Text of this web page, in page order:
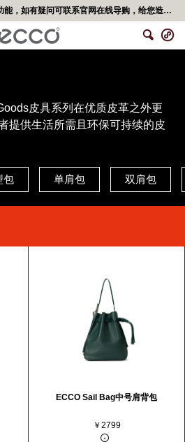
皮具系列在优质皮革之外更
提供生活所需且环保可持续的皮
包 单肩包 双肩包
ECCO Sail Bag中号肩背包
￥2799
ECCO爱步中国官网已关闭交易功能，如有疑问可联系官网在线导购，给您造成不便，深表歉意！更多精彩优惠活动,可移步<ECCO爱步官网小程序>